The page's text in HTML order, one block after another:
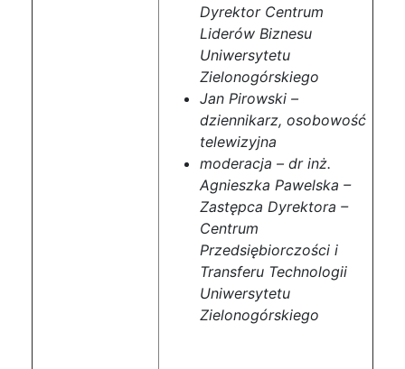
Dyrektor Centrum
Liderów Biznesu
Uniwersytetu
Zielonogórskiego
Jan Pirowski –
dziennikarz, osobowość
telewizyjna
moderacja – dr inż.
Agnieszka Pawelska –
Zastępca Dyrektora –
Centrum
Przedsiębiorczości i
Transferu Technologii
Uniwersytetu
Zielonogórskiego